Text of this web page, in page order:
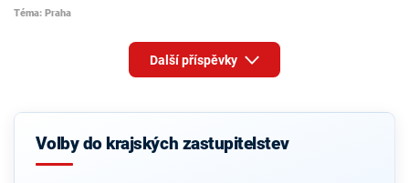
Téma: Praha
Další příspěvky
Volby do krajských zastupitelstev